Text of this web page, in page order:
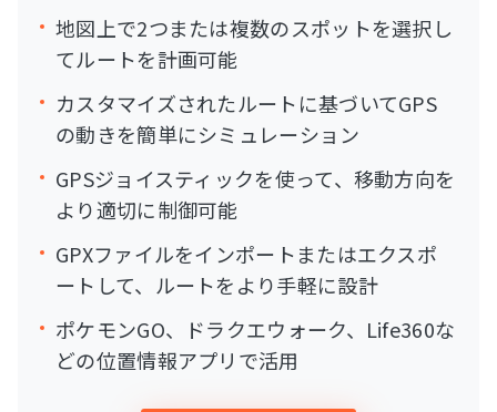
地図上で2つまたは複数のスポットを選択し
てルートを計画可能
カスタマイズされたルートに基づいてGPS
の動きを簡単にシミュレーション
GPSジョイスティックを使って、移動方向を
より適切に制御可能
GPXファイルをインポートまたはエクスポ
ートして、ルートをより手軽に設計
ポケモンGO、ドラクエウォーク、Life360な
どの位置情報アプリで活用